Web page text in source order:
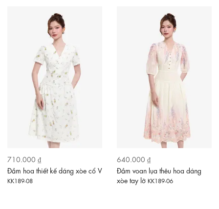
710.000 ₫
Đầm hoa thiết kế dáng xòe cổ V
KK189-08
640.000 ₫
Đầm voan lụa thêu hoa dáng
xòe tay lỡ KK189-06